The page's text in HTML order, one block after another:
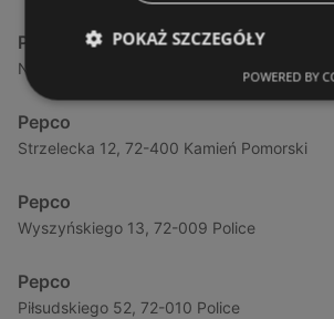
Pepco
Nowomyśliwska 23, 72-500 Międzyzdroje
Pepco
Strzelecka 12, 72-400 Kamień Pomorski
Pepco
Wyszyńskiego 13, 72-009 Police
Pepco
Piłsudskiego 52, 72-010 Police
POKAŻ SZCZEGÓŁY
POWERED BY